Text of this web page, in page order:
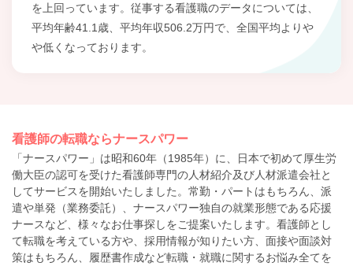
を上回っています。従事する看護職のデータについては、
平均年齢41.1歳、平均年収506.2万円で、全国平均よりや
や低くなっております。
看護師の転職ならナースパワー
「ナースパワー」は昭和60年（1985年）に、日本で初めて厚生労
働大臣の認可を受けた看護師専門の人材紹介及び人材派遣会社と
してサービスを開始いたしました。常勤・パートはもちろん、派
遣や単発（業務委託）、ナースパワー独自の就業形態である応援
ナースなど、様々なお仕事探しをご提案いたします。看護師とし
て転職を考えている方や、採用情報が知りたい方、面接や面談対
策はもちろん、履歴書作成など転職・就職に関するお悩み全てを